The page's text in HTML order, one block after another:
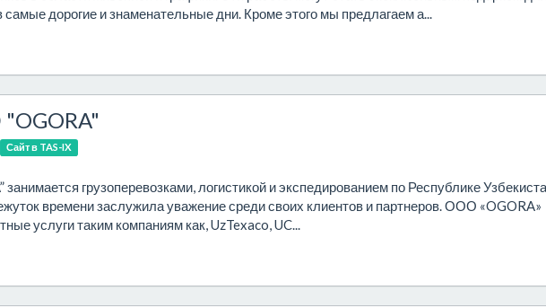
дорогие и знаменательные дни. Кроме этого мы предлагаем а...
Сайт в TAS-IX
грузоперевозками, логистикой и экспедированием по Республике
времени заслужила уважение среди своих клиентов и партнеров. ООО «OGORA»
услуги таким компаниям как, UzTexaco, UC...